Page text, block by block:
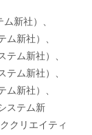
新社）、
ム新社）、
テム新社）、
テム新社）、
ム新社）、
ステム新
クリエイティ